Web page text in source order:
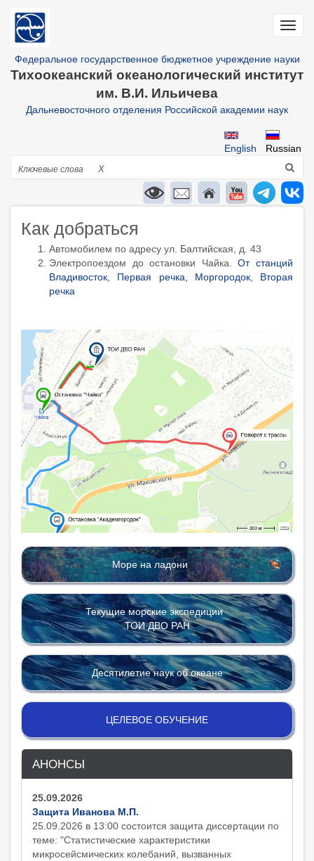
основному
Федеральное государственное бюджетное учреждение науки
Тихоокеанский океанологический институт
им. В.И. Ильичева
Дальневосточного отделения Российской академии наук
Russian
English
Поиск
X
Как добраться
Автомобилем по адресу ул. Балтийская, д. 43
Электропоездом до остановки Чайка.От станций
Владивосток, Первая речка, Моргородок, Вторая
речка
Море на ладони
Текущие морские экспедиции
ТОИ ДВО РАН
Десятилетие наук об океане
ЦЕЛЕВОЕ ОБУЧЕНИЕ
АНОНСЫ
25.09.2026
Защита Иванова М.П.
25.09.2026 в 13:00 состоится защита диcсертации по
теме: "Статистические характеристики
микросейсмических колебаний, вызванных